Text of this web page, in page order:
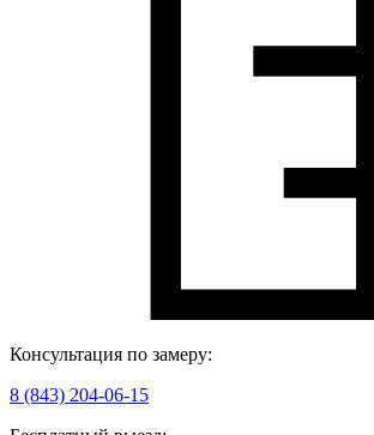
Консультация по замеру:
8 (843) 204-06-15